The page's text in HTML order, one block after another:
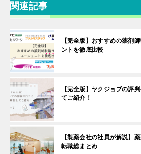
関連記事
【完全版】おすすめの薬剤
ントを徹底比較
【完全版】ヤクジョブの評
てご紹介！
【製薬会社の社員が解説】
転職総まとめ